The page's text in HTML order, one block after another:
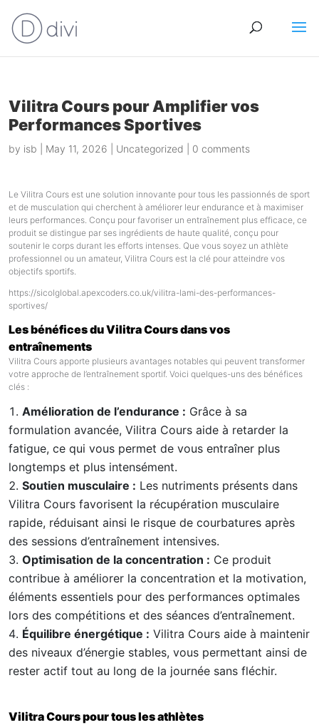
Vilitra Cours pour Amplifier vos
Performances Sportives
by isb May 11, 2026 Uncategorized 0 comments
Le Vilitra Cours est une solution innovante pour tous les passionnés de sport
et de musculation qui cherchent à améliorer leur endurance et à maximiser
leurs performances. Conçu pour favoriser un entraînement plus efficace, ce
produit se distingue par ses ingrédients de haute qualité, conçu pour
soutenir le corps durant les efforts intenses. Que vous soyez un athlète
professionnel ou un amateur, Vilitra Cours est la clé pour atteindre vos
objectifs sportifs.
https://sicolglobal.apexcoders.co.uk/vilitra-lami-des-performances-
sportives/
Les bénéfices du Vilitra Cours dans vos
entraînements
Vilitra Cours apporte plusieurs avantages notables qui peuvent transformer
votre approche de l’entraînement sportif. Voici quelques-uns des bénéfices
clés :
Amélioration de l’endurance : Grâce à sa
formulation avancée, Vilitra Cours aide à retarder la
fatigue, ce qui vous permet de vous entraîner plus
longtemps et plus intensément.
Soutien musculaire : Les nutriments présents dans
Vilitra Cours favorisent la récupération musculaire
rapide, réduisant ainsi le risque de courbatures après
des sessions d’entraînement intensives.
Optimisation de la concentration : Ce produit
contribue à améliorer la concentration et la motivation,
éléments essentiels pour des performances optimales
lors des compétitions et des séances d’entraînement.
Équilibre énergétique : Vilitra Cours aide à maintenir
des niveaux d’énergie stables, vous permettant ainsi de
rester actif tout au long de la journée sans fléchir.
Vilitra Cours pour tous les athlètes